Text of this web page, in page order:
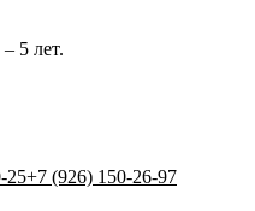
5 лет.
25+7 (926) 150-26-97